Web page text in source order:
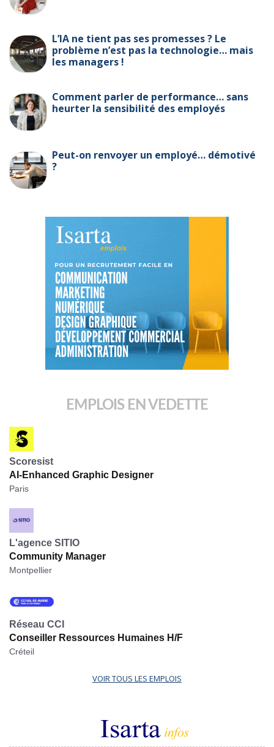
L’IA ne tient pas ses promesses ? Le
problème n’est pas la technologie… mais
les managers !
Comment parler de performance… sans
heurter la sensibilité des employés
Peut-on renvoyer un employé… démotivé
?
EMPLOIS EN VEDETTE
Scoresist
AI-Enhanced Graphic Designer
Paris
L'agence SITIO
Community Manager
Montpellier
Réseau CCI
Conseiller Ressources Humaines H/F
Créteil
VOIR TOUS LES EMPLOIS